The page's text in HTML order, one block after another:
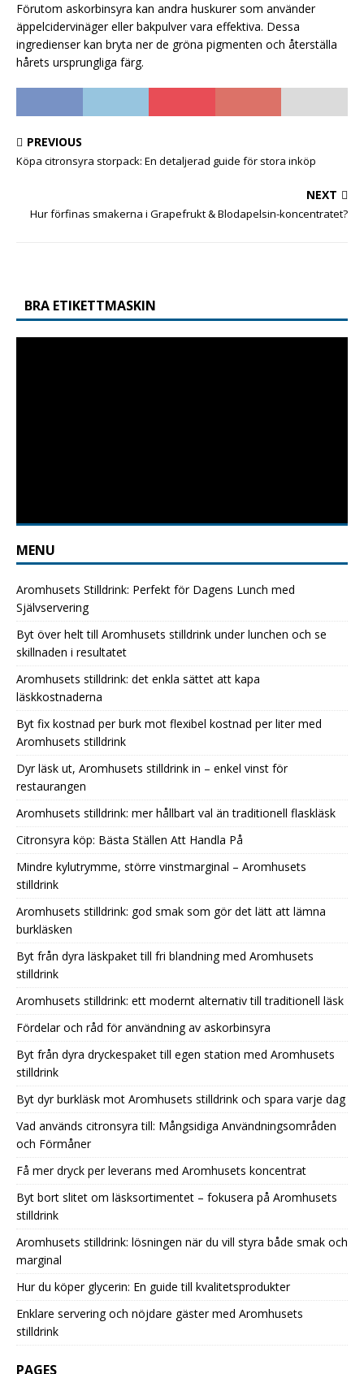
Förutom askorbinsyra kan andra huskurer som använder
äppelcidervinäger eller bakpulver vara effektiva. Dessa
ingredienser kan bryta ner de gröna pigmenten och återställa
hårets ursprungliga färg.
PREVIOUS
Köpa citronsyra storpack: En detaljerad guide för stora inköp
NEXT
Hur förfinas smakerna i Grapefrukt & Blodapelsin-koncentratet?
BRA ETIKETTMASKIN
MENU
Aromhusets Stilldrink: Perfekt för Dagens Lunch med
Självservering
Byt över helt till Aromhusets stilldrink under lunchen och se
skillnaden i resultatet
Aromhusets stilldrink: det enkla sättet att kapa
läskkostnaderna
Byt fix kostnad per burk mot flexibel kostnad per liter med
Aromhusets stilldrink
Dyr läsk ut, Aromhusets stilldrink in – enkel vinst för
restaurangen
Aromhusets stilldrink: mer hållbart val än traditionell flaskläsk
Citronsyra köp: Bästa Ställen Att Handla På
Mindre kylutrymme, större vinstmarginal – Aromhusets
stilldrink
Aromhusets stilldrink: god smak som gör det lätt att lämna
burkläsken
Byt från dyra läskpaket till fri blandning med Aromhusets
stilldrink
Aromhusets stilldrink: ett modernt alternativ till traditionell läsk
Fördelar och råd för användning av askorbinsyra
Byt från dyra dryckespaket till egen station med Aromhusets
stilldrink
Byt dyr burkläsk mot Aromhusets stilldrink och spara varje dag
Vad används citronsyra till: Mångsidiga Användningsområden
och Förmåner
Få mer dryck per leverans med Aromhusets koncentrat
Byt bort slitet om läsksortimentet – fokusera på Aromhusets
stilldrink
Aromhusets stilldrink: lösningen när du vill styra både smak och
marginal
Hur du köper glycerin: En guide till kvalitetsprodukter
Enklare servering och nöjdare gäster med Aromhusets
stilldrink
PAGES